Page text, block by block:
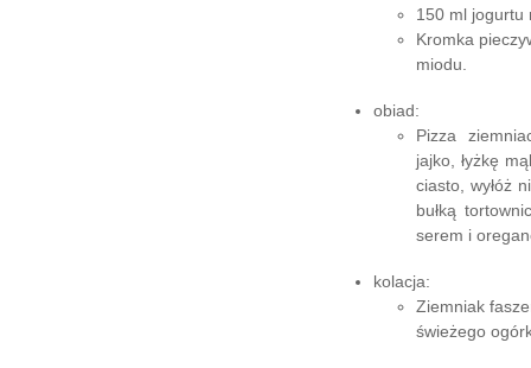
150 ml jogurtu
Kromka
miodu.
obiad:
Pizza
jajko, łyżkę
ciasto, wyłóż
bułką
serem i
kolacja:
Ziemniak
świeżego